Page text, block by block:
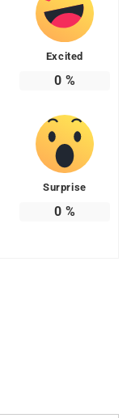
Excited
0 %
Surprise
0 %